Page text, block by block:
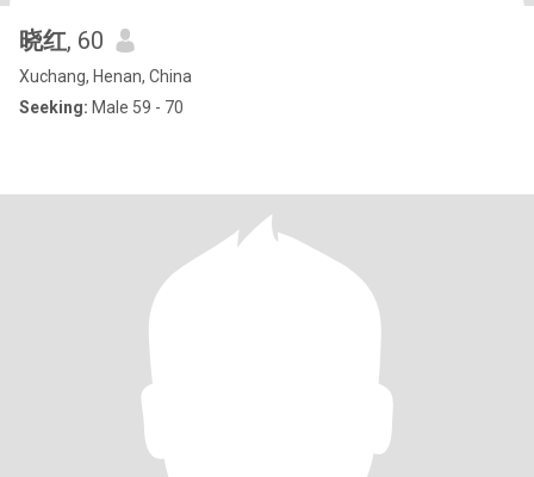
晓红, 60
Xuchang, Henan, China
Seeking: Male 59 - 70